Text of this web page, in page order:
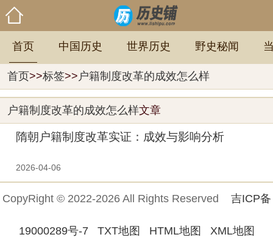
首页 中国历史 世界历史 野史秘闻
首页>>标签>> 户籍制度改革的成效怎么样
户籍制度改革的成效怎么样文章
隋朝户籍制度改革实证：成效与影响分析
2026-04-06
CopyRight © 2022-2026 All Rights Reserved 吉ICP备
19000289号-7 TXT地图 HTML地图 XML地图